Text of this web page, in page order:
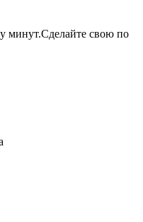
минут.Сделайте свою по